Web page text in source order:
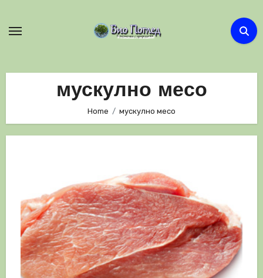
мускулно месо
Home мускулно месо